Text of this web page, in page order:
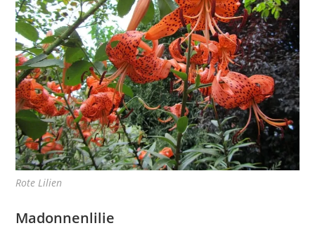
Rote Lilien
Madonnenlilie